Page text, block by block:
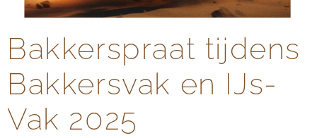
Bakkerspraat tijdens
Bakkersvak en IJs-
Vak 2025